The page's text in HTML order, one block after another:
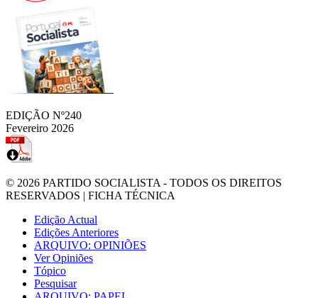
EDIÇÃO Nº240
Fevereiro 2026
© 2026 PARTIDO SOCIALISTA - TODOS OS DIREITOS
RESERVADOS | FICHA TÉCNICA
Edição Actual
Edições Anteriores
ARQUIVO: OPINIÕES
Ver Opiniões
Tópico
Pesquisar